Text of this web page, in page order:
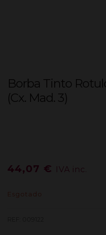
Borba Tinto
(Cx. Mad. 3)
44,07 € IVA inc.
Esgotado